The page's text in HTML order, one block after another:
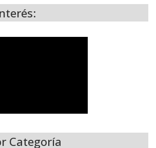
Categoría